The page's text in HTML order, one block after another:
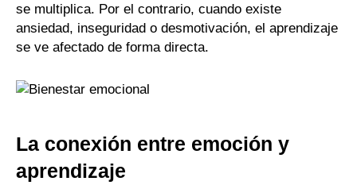
se multiplica. Por el contrario, cuando existe
ansiedad, inseguridad o desmotivación, el aprendizaje
se ve afectado de forma directa.
La conexión entre emoción y
aprendizaje